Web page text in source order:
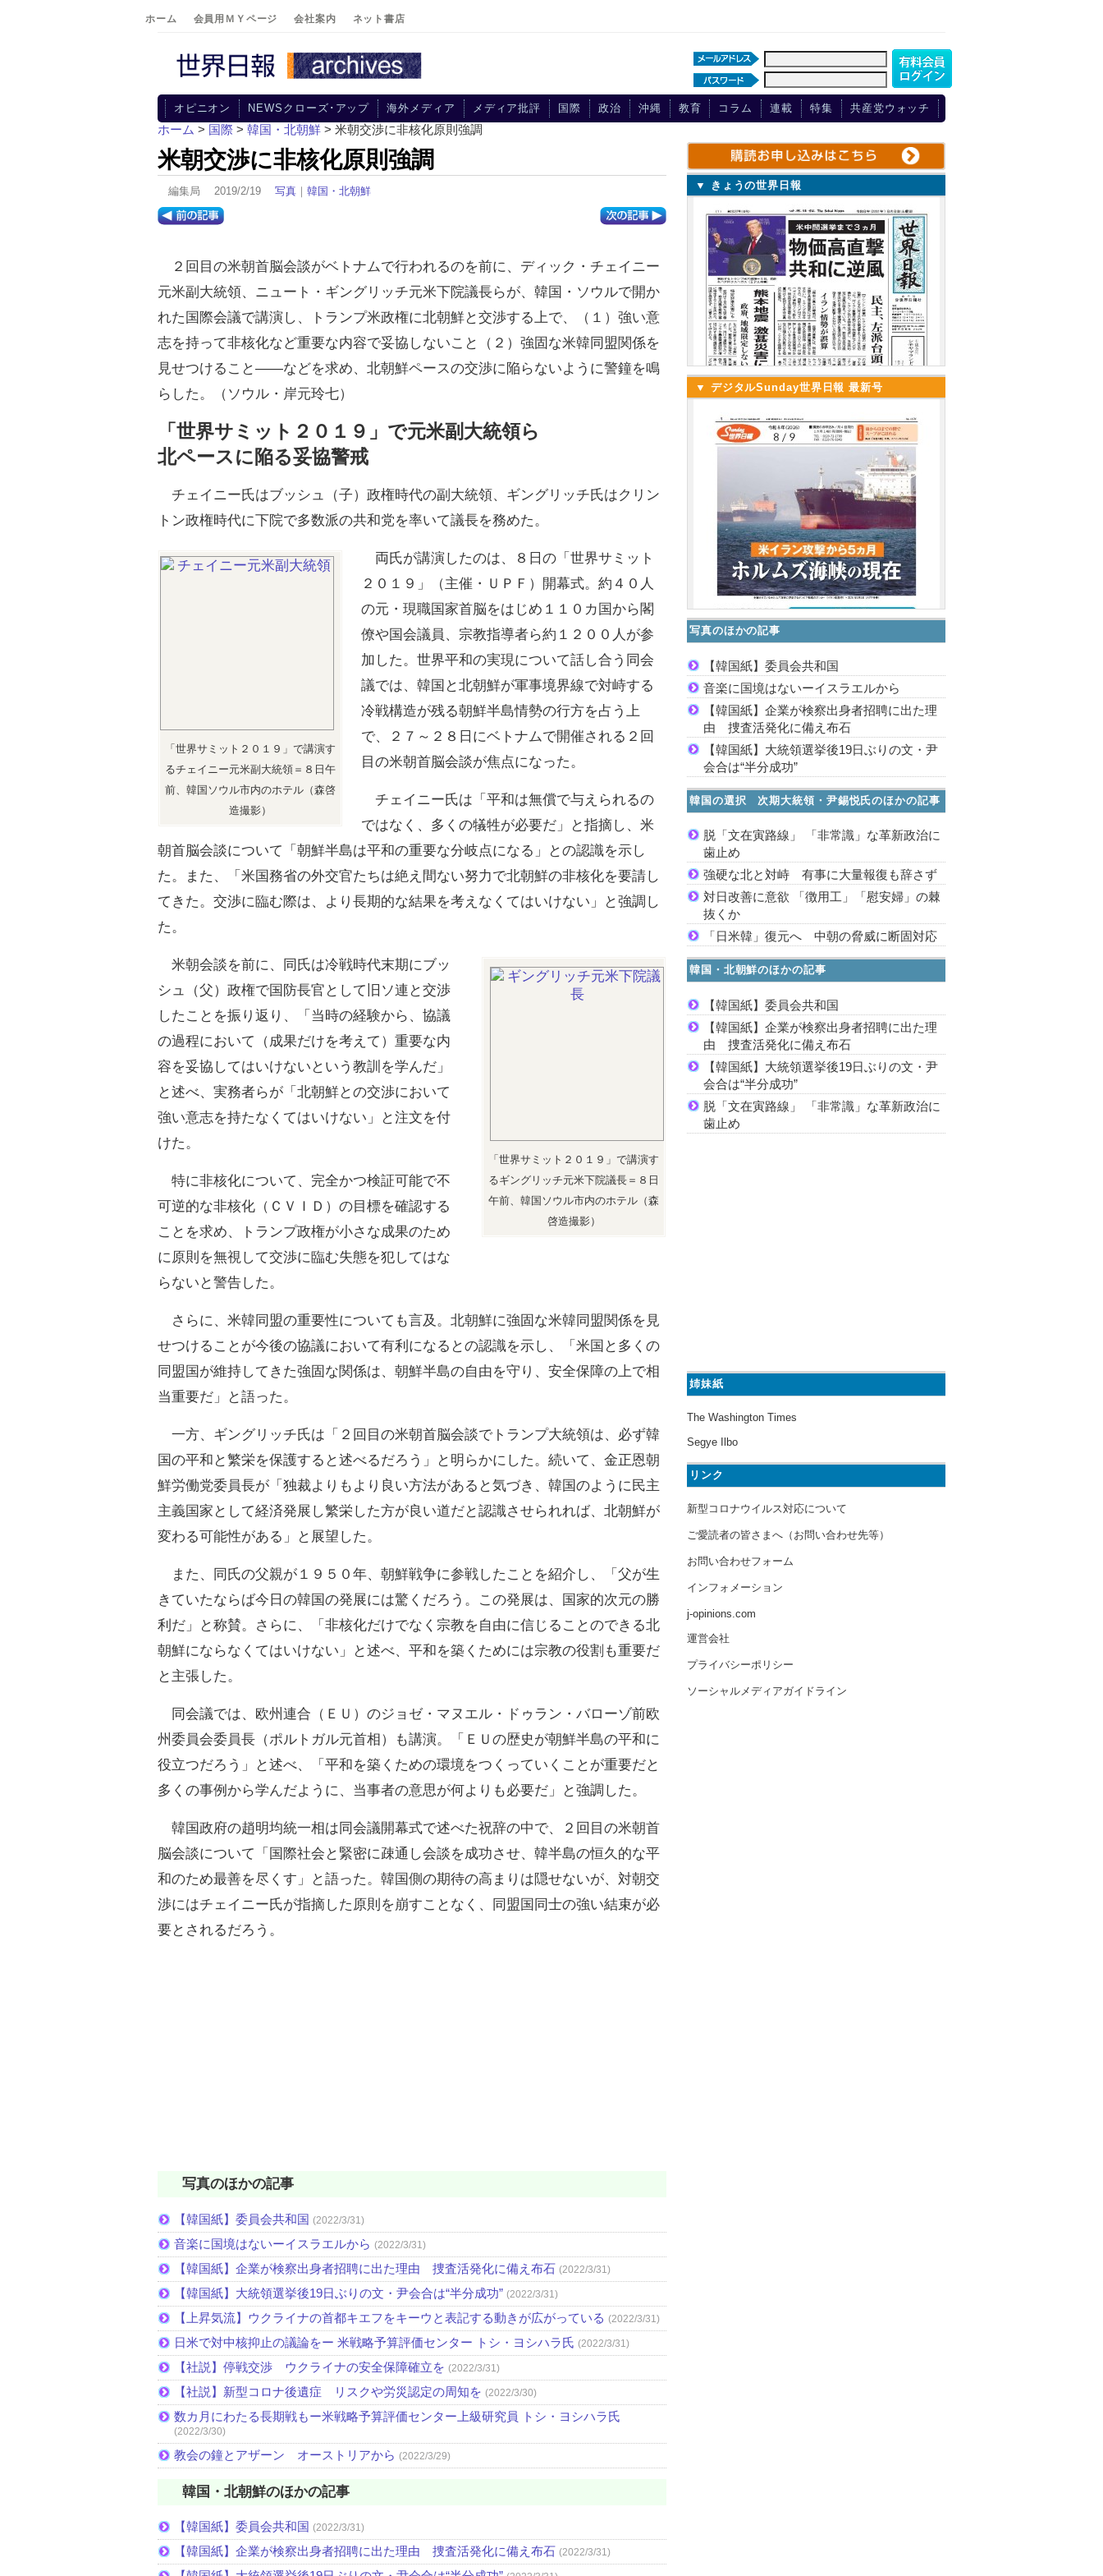
ホーム 会員用ＭＹページ 会社案内 ネット書店
オピニオン NEWSクローズ･アップ 海外メディア メディア批評 国際 政治 沖縄 教育 コラム 連載 特集 共産党ウォッチ
ホーム > 国際 > 韓国・北朝鮮 > 米朝交渉に非核化原則強調
米朝交渉に非核化原則強調
編集局 2019/2/19 写真 ｜ 韓国・北朝鮮
２回目の米朝首脳会談がベトナムで行われるのを前に、ディック・チェイニー
元米副大統領、ニュート・ギングリッチ元米下院議長らが、韓国・ソウルで開か
れた国際会議で講演し、トランプ米政権に北朝鮮と交渉する上で、（１）強い意
志を持って非核化など重要な内容で妥協しないこと（２）強固な米韓同盟関係を
見せつけること――などを求め、北朝鮮ペースの交渉に陥らないように警鐘を鳴
らした。（ソウル・岸元玲七）
「世界サミット２０１９」で元米副大統領ら
北ペースに陥る妥協警戒
チェイニー氏はブッシュ（子）政権時代の副大統領、ギングリッチ氏はクリン
トン政権時代に下院で多数派の共和党を率いて議長を務めた。
「世界サミット２０１９」で講演す
るチェイニー元米副大統領＝８日午
前、韓国ソウル市内のホテル（森啓
造撮影）
両氏が講演したのは、８日の「世界サミット
２０１９」（主催・ＵＰＦ）開幕式。約４０人
の元・現職国家首脳をはじめ１１０カ国から閣
僚や国会議員、宗教指導者ら約１２００人が参
加した。世界平和の実現について話し合う同会
議では、韓国と北朝鮮が軍事境界線で対峙する
冷戦構造が残る朝鮮半島情勢の行方を占う上
で、２７～２８日にベトナムで開催される２回
目の米朝首脳会談が焦点になった。
チェイニー氏は「平和は無償で与えられるの
ではなく、多くの犠牲が必要だ」と指摘し、米
朝首脳会談について「朝鮮半島は平和の重要な分岐点になる」との認識を示し
た。また、「米国務省の外交官たちは絶え間ない努力で北朝鮮の非核化を要請し
てきた。交渉に臨む際は、より長期的な結果を考えなくてはいけない」と強調し
た。
「世界サミット２０１９」で講演す
るギングリッチ元米下院議長＝８日
午前、韓国ソウル市内のホテル（森
啓造撮影）
米朝会談を前に、同氏は冷戦時代末期にブッ
シュ（父）政権で国防長官として旧ソ連と交渉
したことを振り返り、「当時の経験から、協議
の過程において（成果だけを考えて）重要な内
容を妥協してはいけないという教訓を学んだ」
と述べ、実務者らが「北朝鮮との交渉において
強い意志を持たなくてはいけない」と注文を付
けた。
特に非核化について、完全かつ検証可能で不
可逆的な非核化（ＣＶＩＤ）の目標を確認する
ことを求め、トランプ政権が小さな成果のため
に原則を無視して交渉に臨む失態を犯してはな
らないと警告した。
さらに、米韓同盟の重要性についても言及。北朝鮮に強固な米韓同盟関係を見
せつけることが今後の協議において有利になるとの認識を示し、「米国と多くの
同盟国が維持してきた強固な関係は、朝鮮半島の自由を守り、安全保障の上で相
当重要だ」と語った。
一方、ギングリッチ氏は「２回目の米朝首脳会談でトランプ大統領は、必ず韓
国の平和と繁栄を保護すると述べるだろう」と明らかにした。続いて、金正恩朝
鮮労働党委員長が「独裁よりもより良い方法があると気づき、韓国のように民主
主義国家として経済発展し繁栄した方が良い道だと認識させられれば、北朝鮮が
変わる可能性がある」と展望した。
また、同氏の父親が１９５０年、朝鮮戦争に参戦したことを紹介し、「父が生
きていたならば今日の韓国の発展には驚くだろう。この発展は、国家的次元の勝
利だ」と称賛。さらに、「非核化だけでなく宗教を自由に信じることのできる北
朝鮮にならなくてはいけない」と述べ、平和を築くためには宗教の役割も重要だ
と主張した。
同会議では、欧州連合（ＥＵ）のジョゼ・マヌエル・ドゥラン・バローゾ前欧
州委員会委員長（ポルトガル元首相）も講演。「ＥＵの歴史が朝鮮半島の平和に
役立つだろう」と述べ、「平和を築くための環境をつくっていくことが重要だと
多くの事例から学んだように、当事者の意思が何よりも必要だ」と強調した。
韓国政府の趙明均統一相は同会議開幕式で述べた祝辞の中で、２回目の米朝首
脳会談について「国際社会と緊密に疎通し会談を成功させ、韓半島の恒久的な平
和のため最善を尽くす」と語った。韓国側の期待の高まりは隠せないが、対朝交
渉にはチェイニー氏が指摘した原則を崩すことなく、同盟国同士の強い結束が必
要とされるだろう。
写真のほかの記事
【韓国紙】委員会共和国 (2022/3/31)
音楽に国境はないーイスラエルから (2022/3/31)
【韓国紙】企業が検察出身者招聘に出た理由 捜査活発化に備え布石 (2022/3/31)
【韓国紙】大統領選挙後19日ぶりの文・尹会合は“半分成功” (2022/3/31)
【上昇気流】ウクライナの首都キエフをキーウと表記する動きが広がっている (2022/3/31)
日米で対中核抑止の議論をー 米戦略予算評価センター トシ・ヨシハラ氏 (2022/3/31)
【社説】停戦交渉 ウクライナの安全保障確立を (2022/3/31)
【社説】新型コロナ後遺症 リスクや労災認定の周知を (2022/3/30)
数カ月にわたる長期戦もー米戦略予算評価センター上級研究員 トシ・ヨシハラ氏
(2022/3/30)
教会の鐘とアザーン オーストリアから (2022/3/29)
韓国・北朝鮮のほかの記事
【韓国紙】委員会共和国 (2022/3/31)
【韓国紙】企業が検察出身者招聘に出た理由 捜査活発化に備え布石 (2022/3/31)
▼ きょうの世界日報
▼ デジタルSunday世界日報 最新号
写真のほかの記事
【韓国紙】委員会共和国
音楽に国境はないーイスラエルから
【韓国紙】企業が検察出身者招聘に出た理
由 捜査活発化に備え布石
【韓国紙】大統領選挙後19日ぶりの文・尹
会合は“半分成功”
韓国の選択 次期大統領・尹錫悦氏のほかの記事
脱「文在寅路線」 「非常識」な革新政治に
歯止め
強硬な北と対峙 有事に大量報復も辞さず
対日改善に意欲 「徴用工」「慰安婦」の棘
抜くか
「日米韓」復元へ 中朝の脅威に断固対応
韓国・北朝鮮のほかの記事
【韓国紙】委員会共和国
【韓国紙】企業が検察出身者招聘に出た理
由 捜査活発化に備え布石
【韓国紙】大統領選挙後19日ぶりの文・尹
会合は“半分成功”
脱「文在寅路線」 「非常識」な革新政治に
歯止め
姉妹紙
The Washington Times
Segye Ilbo
リンク
新型コロナウイルス対応について
ご愛読者の皆さまへ（お問い合わせ先等）
お問い合わせフォーム
インフォメーション
j-opinions.com
運営会社
プライバシーポリシー
ソーシャルメディアガイドライン